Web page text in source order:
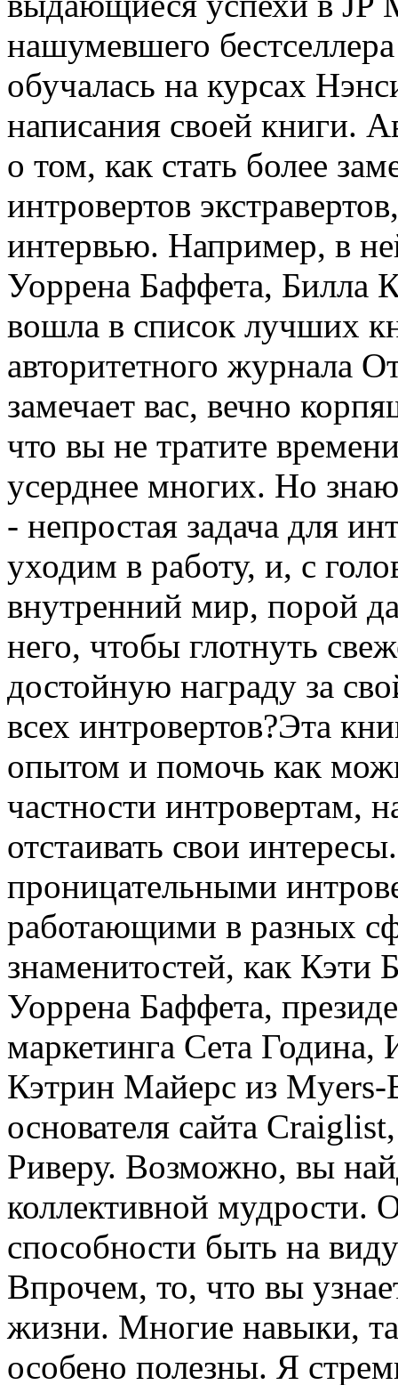
нашумевшего
обучалась на курсах
написания своей книги.
о том, как стать более
интровертов
интервью. Например, в
Уоррена Баффета, Билла
вошла в список лучших
авторитетного журнала
замечает вас, вечно
что вы не тратите
усерднее многих. Но
- непростая задача для
уходим в работу, и, с
внутренний мир, порой
него, чтобы глотнуть
достойную награду за
всех интровертов?Эта
опытом и помочь как
частности интровертам,
отстаивать свои
проницательными
работающими в разных
знаменитостей, как Кэти
Уоррена Баффета,
маркетинга Сета
Кэтрин Майерс из
основателя сайта
Риверу. Возможно, вы
коллективной мудрости.
способности быть на
Впрочем, то, что вы
жизни. Многие навыки,
особено полезны. Я